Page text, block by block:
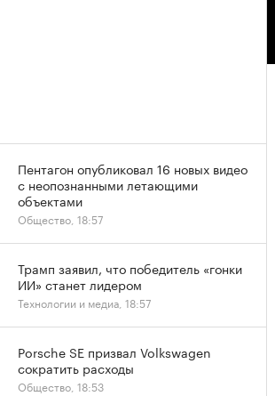
Пентагон опубликовал 16 новых видео
с неопознанными летающими
объектами
Общество, 18:57
Трамп заявил, что победитель «гонки
ИИ» станет лидером
Технологии и медиа, 18:57
Porsche SE призвал Volkswagen
сократить расходы
Общество, 18:53